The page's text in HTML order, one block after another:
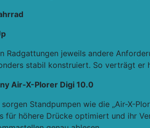
Radgattungen jeweils andere
stabil konstruiert. So verträgt er
Air-X-Plorer Digi 10.0
Standpumpen wie die „Air-X-
für höhere Drücke optimiert und ihr